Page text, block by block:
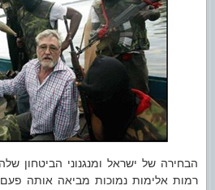
הבחירה של ישראל ומנגנוני הביטחון
רמות אלימות נמוכות מביאה אותה